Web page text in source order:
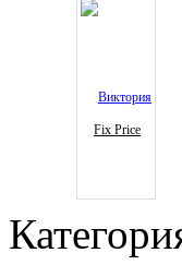
Fix Price